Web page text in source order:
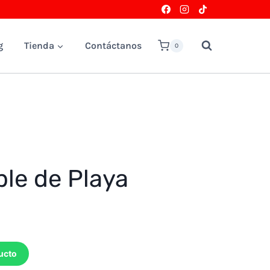
Tienda Contáctanos 0
de Playa